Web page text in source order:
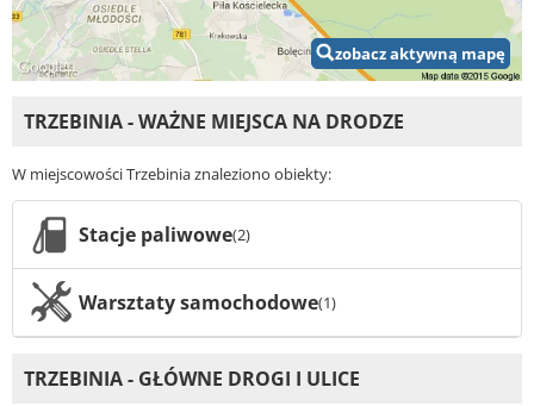
zobacz aktywną mapę
TRZEBINIA - WAŻNE MIEJSCA NA DRODZE
W miejscowości Trzebinia znaleziono obiekty:
Stacje paliwowe(2)
Warsztaty samochodowe(1)
TRZEBINIA - GŁÓWNE DROGI I ULICE